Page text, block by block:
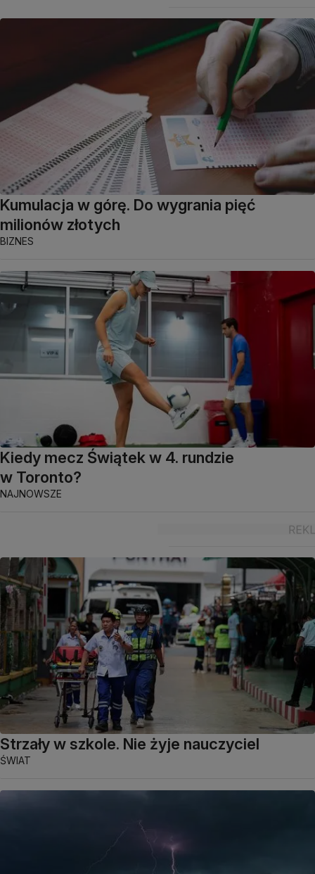
Kumulacja w górę. Do wygrania pięć
milionów złotych
BIZNES
Kiedy mecz Świątek w 4. rundzie
w Toronto?
NAJNOWSZE
Strzały w szkole. Nie żyje nauczyciel
ŚWIAT